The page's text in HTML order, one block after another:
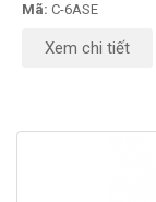
Mã: C-6ASE
Xem chi tiết